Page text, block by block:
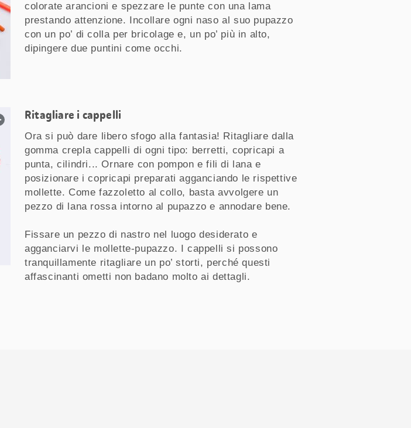
colorate arancioni e spezzare le punte con una lama
prestando attenzione. Incollare ogni naso al suo pupazzo
con un po’ di colla per bricolage e, un po’ più in alto,
dipingere due puntini come occhi.
Ritagliare i cappelli
Ora si può dare libero sfogo alla fantasia! Ritagliare dalla
gomma crepla cappelli di ogni tipo: berretti, copricapi a
punta, cilindri... Ornare con pompon e fili di lana e
posizionare i copricapi preparati agganciando le rispettive
mollette. Come fazzoletto al collo, basta avvolgere un
pezzo di lana rossa intorno al pupazzo e annodare bene.
Fissare un pezzo di nastro nel luogo desiderato e
agganciarvi le mollette-pupazzo. I cappelli si possono
tranquillamente ritagliare un po’ storti, perché questi
affascinanti ometti non badano molto ai dettagli.